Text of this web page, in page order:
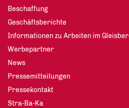
Beschaffung
Geschäftsberichte
Informationen zu Arbeiten im
Werbepartner
News
Pressemitteilungen
Pressekontakt
Stra-Ba-Ka